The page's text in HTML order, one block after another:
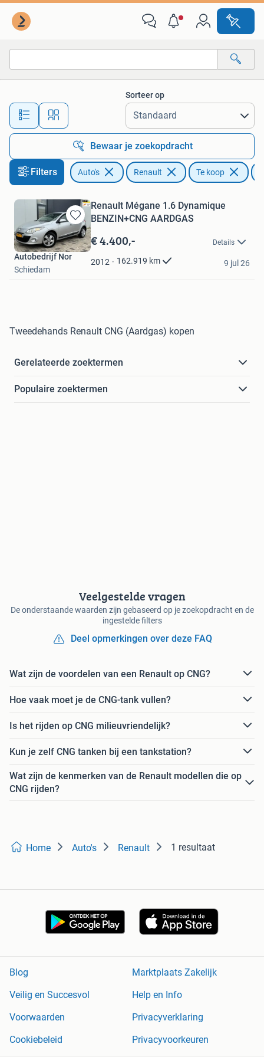
Alle afstanden…
Sorteer op
Bewaar je zoekopdracht
Filters Auto's Renault Te koop
Bewaren
in
Mijn
Favorieten
Renault Mégane 1.6 Dynamique
BENZIN+CNG AARDGAS
€ 4.400,- Details
2012 162.919 km
Autobedrijf Nor
Schiedam
9 jul 26
Tweedehands Renault CNG (Aardgas) kopen
Gerelateerde zoektermen
Populaire zoektermen
Veelgestelde vragen
De onderstaande waarden zijn gebaseerd op je zoekopdracht en de
ingestelde filters
Deel opmerkingen over deze FAQ
Wat zijn de voordelen van een Renault op CNG?
Hoe vaak moet je de CNG-tank vullen?
Is het rijden op CNG milieuvriendelijk?
Kun je zelf CNG tanken bij een tankstation?
Wat zijn de kenmerken van de Renault modellen die op
CNG rijden?
Home Auto's Renault 1 resultaat
Blog
Marktplaats Zakelijk
Veilig en Succesvol
Help en Info
Voorwaarden
Privacyverklaring
Cookiebeleid
Privacyvoorkeuren